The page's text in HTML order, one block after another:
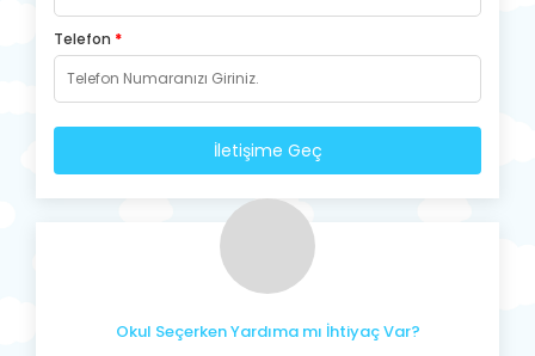
Telefon *
İletişime Geç
Okul Seçerken Yardıma mı İhtiyaç Var?